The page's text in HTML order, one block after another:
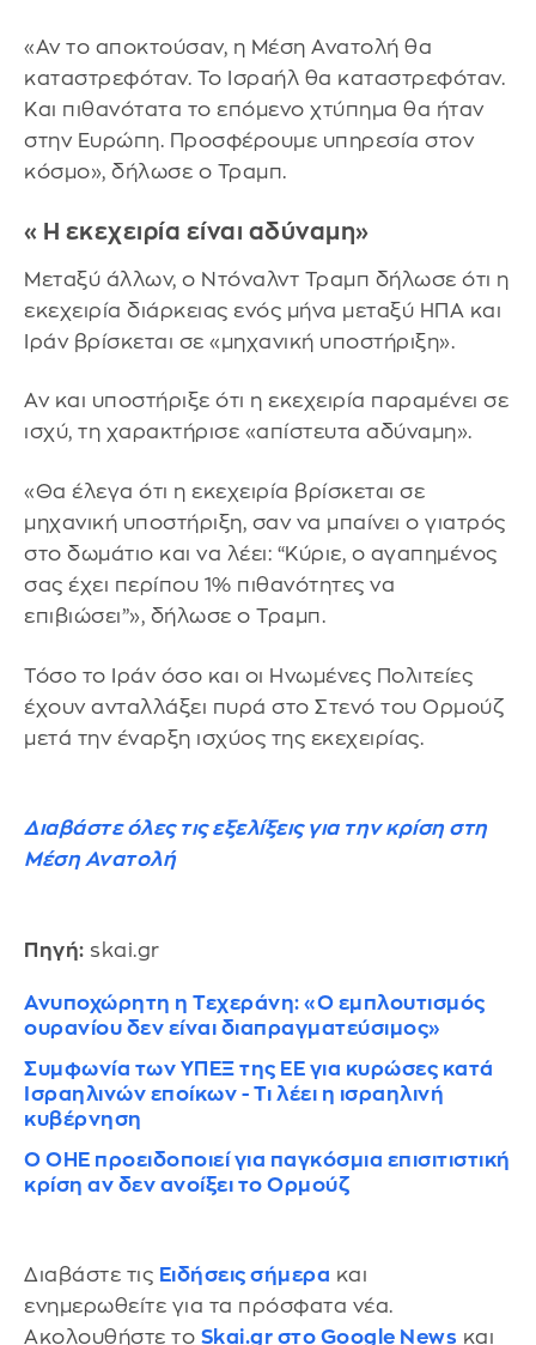
«Αν το αποκτούσαν, η Μέση Ανατολή θα
καταστρεφόταν. Το Ισραήλ θα καταστρεφόταν.
Και πιθανότατα το επόμενο χτύπημα θα ήταν
στην Ευρώπη. Προσφέρουμε υπηρεσία στον
κόσμο», δήλωσε ο Τραμπ.
«Η εκεχειρία είναι αδύναμη»
Μεταξύ άλλων, ο Ντόναλντ Τραμπ δήλωσε ότι η
εκεχειρία διάρκειας ενός μήνα μεταξύ ΗΠΑ και
Ιράν βρίσκεται σε «μηχανική υποστήριξη».
Αν και υποστήριξε ότι η εκεχειρία παραμένει σε
ισχύ, τη χαρακτήρισε «απίστευτα αδύναμη».
«Θα έλεγα ότι η εκεχειρία βρίσκεται σε
μηχανική υποστήριξη, σαν να μπαίνει ο γιατρός
στο δωμάτιο και να λέει: “Κύριε, ο αγαπημένος
σας έχει περίπου 1% πιθανότητες να
επιβιώσει”», δήλωσε ο Τραμπ.
Τόσο το Ιράν όσο και οι Ηνωμένες Πολιτείες
έχουν ανταλλάξει πυρά στο Στενό του Ορμούζ
μετά την έναρξη ισχύος της εκεχειρίας.
Διαβάστε όλες τις εξελίξεις για την κρίση στη
Μέση Ανατολή
Πηγή: skai.gr
Ανυποχώρητη η Τεχεράνη: «Ο εμπλουτισμός
ουρανίου δεν είναι διαπραγματεύσιμος»
Συμφωνία των ΥΠΕΞ της ΕΕ για κυρώσες κατά
Ισραηλινών εποίκων - Τι λέει η ισραηλινή
κυβέρνηση
Ο ΟΗΕ προειδοποιεί για παγκόσμια επισιτιστική
κρίση αν δεν ανοίξει το Ορμούζ
Διαβάστε τις Ειδήσεις σήμερα και
ενημερωθείτε για τα πρόσφατα νέα.
Ακολουθήστε το Skai.gr στο Google News και